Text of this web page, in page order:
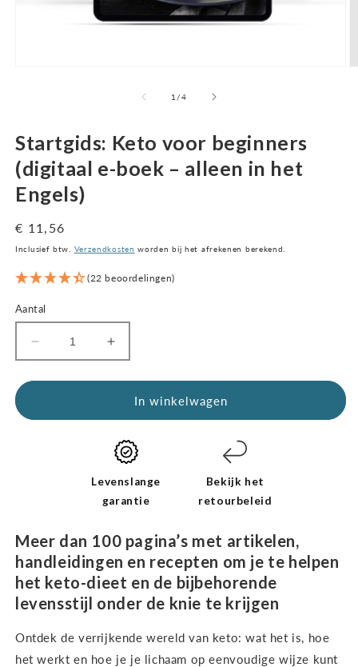
venster
1 /van
4
Startgids: Keto voor beginners
(digitaal e-boek – alleen in het
Engels)
Normale
prijs
€ 11,56
Inclusief btw. Verzendkosten worden bij het afrekenen berekend.
(22 beoordelingen)
Aantal
Aantal
verminderen
voor
alleen
in
het
Engels)
Aantal
exemplaren
van
Keto
voor
beginners
(digitaal
book
–
alleen
in
het
verhogen
In winkelwagen
Levenslange
garantie
Bekijk het
retourbeleid
Meer dan 100 pagina’s met artikelen,
handleidingen en recepten om je te helpen
het keto-dieet en de bijbehorende
levensstijl onder de knie te krijgen
Ontdek de verrijkende wereld van keto: wat het is, hoe
het werkt en hoe je je lichaam op eenvoudige wijze kunt